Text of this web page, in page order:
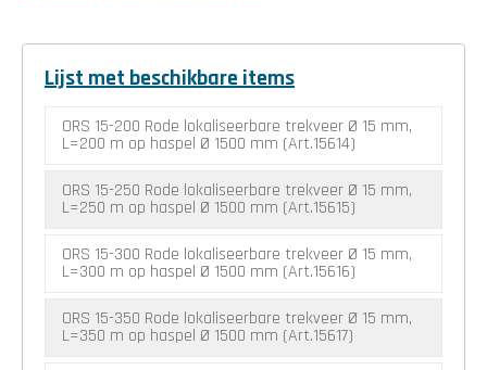
Lijst met beschikbare items
ORS 15-200 Rode lokaliseerbare trekveer Ø 15 mm,
L=200 m op haspel Ø 1500 mm (Art.15614)
ORS 15-250 Rode lokaliseerbare trekveer Ø 15 mm,
L=250 m op haspel Ø 1500 mm (Art.15615)
ORS 15-300 Rode lokaliseerbare trekveer Ø 15 mm,
L=300 m op haspel Ø 1500 mm (Art.15616)
ORS 15-350 Rode lokaliseerbare trekveer Ø 15 mm,
L=350 m op haspel Ø 1500 mm (Art.15617)